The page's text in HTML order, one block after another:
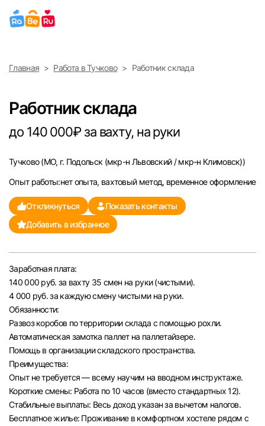
Выберите город
Санкт-Петербург
Ижевск
Екатеринбург
Саратов
Казань
Челябинск
Пермь
Самара
Оренбург
Волгоград
Главная Работа в Тучково Работник склада
Работник склада
до 140 000₽ за вахту, на руки
Тучково(МО, г. Подольск (мкр-н Львовский / мкр-н Климовск))
Опыт работы:нет опыта, вахтовый метод, временное оформление
Откликнуться
Показать контакты
Добавить в избранное
Заработная плата:
140 000 руб. за вахту 35 смен на руки (чистыми).
4 000 руб. за каждую смену чистыми на руки.
Обязанности:
Развоз коробов по территории склада с помощью рохли.
Автоматическая замотка паллет на паллетайзере.
Помощь в организации складского пространства.
Преимущества:
Опыт не требуется — всему научим на вводном инструктаже.
Короткие смены: Работа по 10 часов (вместо стандартных 12).
Стабильные выплаты: Весь доход указан за вычетом налогов.
Бесплатное жилье: Проживание в комфортном хостеле рядом с